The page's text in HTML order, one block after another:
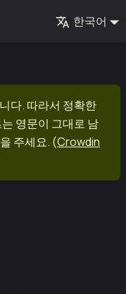
한국어
다. 따라서 정확한
영문이 그대로 남
주세요. (Crowdin